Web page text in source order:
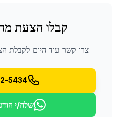
קבלו הצעת
צרו קשר עוד היום לקבלת
5434
שלח/י